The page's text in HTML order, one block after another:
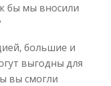
бы мы вносили
большие и
выгодны для
вы смогли